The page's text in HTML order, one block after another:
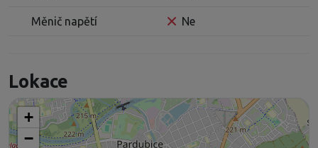
Měnič napětí Ne
Lokace
+
−